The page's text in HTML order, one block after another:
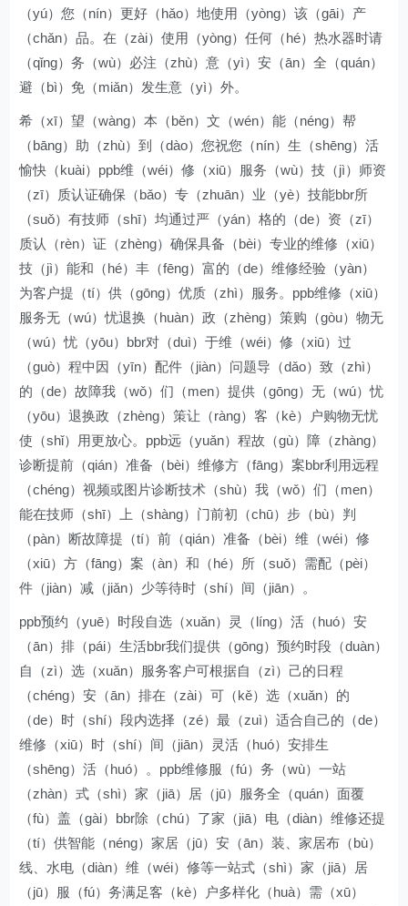
（yú）您（nín）更好（hǎo）地使用（yòng）该（gāi）产
（chǎn）品。在（zài）使用（yòng）任何（hé）热水器时请
（qǐng）务（wù）必注（zhù）意（yì）安（ān）全（quán）
避（bì）免（miǎn）发生意（yì）外。
希（xī）望（wàng）本（běn）文（wén）能（néng）帮
（bāng）助（zhù）到（dào）您祝您（nín）生（shēng）活
愉快（kuài）ppb维（wéi）修（xiū）服务（wù）技（jì）师资
（zī）质认证确保（bǎo）专（zhuān）业（yè）技能bbr所
（suǒ）有技师（shī）均通过严（yán）格的（de）资（zī）
质认（rèn）证（zhèng）确保具备（bèi）专业的维修（xiū）
技（jì）能和（hé）丰（fēng）富的（de）维修经验（yàn）
为客户提（tí）供（gōng）优质（zhì）服务。ppb维修（xiū）
服务无（wú）忧退换（huàn）政（zhèng）策购（gòu）物无
（wú）忧（yōu）bbr对（duì）于维（wéi）修（xiū）过
（guò）程中因（yīn）配件（jiàn）问题导（dǎo）致（zhì）
的（de）故障我（wǒ）们（men）提供（gōng）无（wú）忧
（yōu）退换政（zhèng）策让（ràng）客（kè）户购物无忧
使（shǐ）用更放心。ppb远（yuǎn）程故（gù）障（zhàng）
诊断提前（qián）准备（bèi）维修方（fāng）案bbr利用远程
（chéng）视频或图片诊断技术（shù）我（wǒ）们（men）
能在技师（shī）上（shàng）门前初（chū）步（bù）判
（pàn）断故障提（tí）前（qián）准备（bèi）维（wéi）修
（xiū）方（fāng）案（àn）和（hé）所（suǒ）需配（pèi）
件（jiàn）减（jiǎn）少等待时（shí）间（jiān）。
ppb预约（yuē）时段自选（xuǎn）灵（líng）活（huó）安
（ān）排（pái）生活bbr我们提供（gōng）预约时段（duàn）
自（zì）选（xuǎn）服务客户可根据自（zì）己的日程
（chéng）安（ān）排在（zài）可（kě）选（xuǎn）的
（de）时（shí）段内选择（zé）最（zuì）适合自己的（de）
维修（xiū）时（shí）间（jiān）灵活（huó）安排生
（shēng）活（huó）。ppb维修服（fú）务（wù）一站
（zhàn）式（shì）家（jiā）居（jū）服务全（quán）面覆
（fù）盖（gài）bbr除（chú）了家（jiā）电（diàn）维修还提
（tí）供智能（néng）家居（jū）安（ān）装、家居布（bù）
线、水电（diàn）维（wéi）修等一站式（shì）家（jiā）居
（jū）服（fú）务满足客（kè）户多样化（huà）需（xū）